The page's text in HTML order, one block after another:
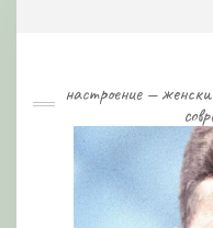
настроение —